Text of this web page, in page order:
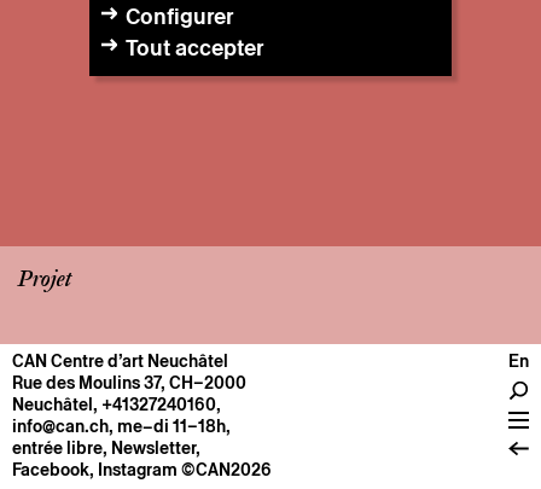
Projet
CENTRE
Infos pratiques
Fonctionnement
À propos
CAN Centre d’art Neuchâtel
Rue des Moulins 37, CH–2000
Neuchâtel, +41327240160,
info@can.ch, me–di 11–18h,
entrée libre, Newsletter,
Facebook, Instagram ©CAN2026
En
Configurer
Tout accepter